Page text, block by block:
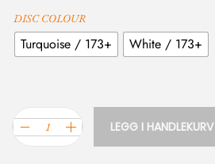
DISC COLOUR
Turquoise / 173+ White / 173+
LEGG I HANDLEKURV